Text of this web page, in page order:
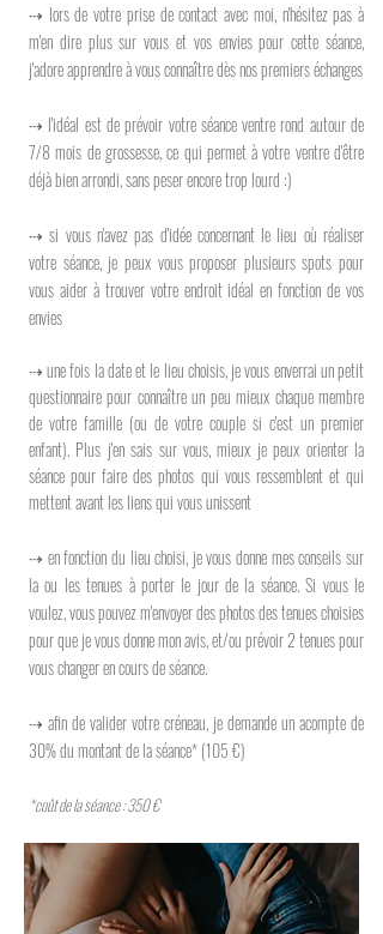
⇢ lors de votre prise de contact avec moi, n'hésitez pas à
m'en dire plus sur vous et vos envies pour cette séance,
j'adore apprendre à vous connaître dès nos premiers échanges
⇢ l'idéal est de prévoir votre séance ventre rond autour de
7/8 mois de grossesse, ce qui permet à votre ventre d'être
déjà bien arrondi, sans peser encore trop lourd :)
⇢ si vous n'avez pas d'idée concernant le lieu où réaliser
votre séance, je peux vous proposer plusieurs spots pour
vous aider à trouver votre endroit idéal en fonction de vos
envies
⇢ une fois la date et le lieu choisis, je vous enverrai un petit
questionnaire pour connaître un peu mieux chaque membre
de votre famille (ou de votre couple si c'est un premier
enfant). Plus j'en sais sur vous, mieux je peux orienter la
séance pour faire des photos qui vous ressemblent et qui
mettent avant les liens qui vous unissent​
⇢ en fonction du lieu choisi, je vous donne mes conseils sur
la ou les tenues à porter le jour de la séance. Si vous le
voulez, vous pouvez m'envoyer des photos des tenues choisies
pour que je vous donne mon avis, et/ou prévoir 2 tenues pour
vous changer en cours de séance.
⇢ afin de valider votre créneau, je demande un acompte de
30% du montant de la séance* (105 €)
*coût de la séance : 350 €